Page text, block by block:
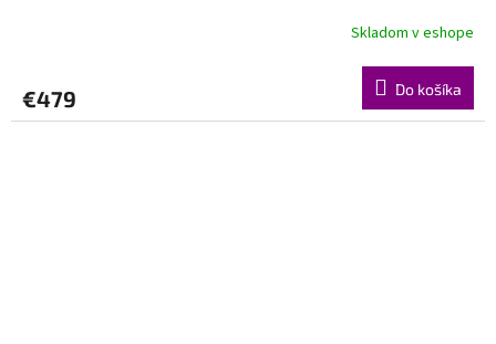
Skladom v eshope
€479 Do košíka